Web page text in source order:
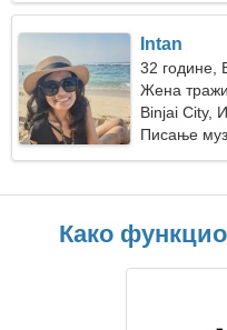
Intan
32 године,
Жена
Binjai City,
Писање
Како